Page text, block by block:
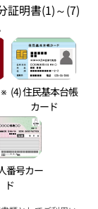
証明書(1)～(7)
(4) 住民基本台帳
カード
番号カー
ド